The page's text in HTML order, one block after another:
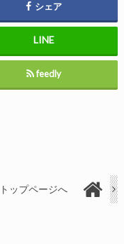
シェア
feedly
トップページへ